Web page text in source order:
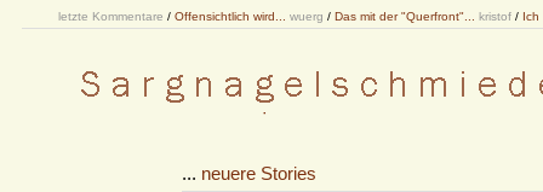
letzte Kommentare / Offensichtlich wird... wuerg / Das mit der "Querfront"... kristof / Ich
... neuere Stories